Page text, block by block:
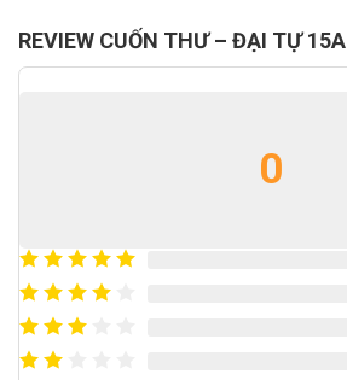
REVIEW CUỐN THƯ – ĐẠI TỰ 15A
0